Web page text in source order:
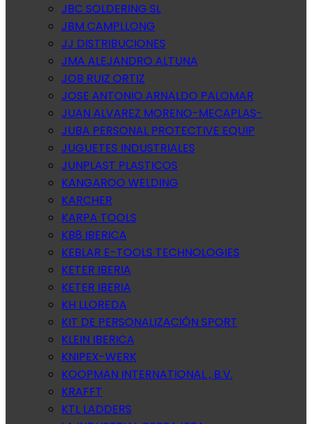
JBC SOLDERING SL
JBM CAMPLLONG
JJ DISTRIBUCIONES
JMA ALEJANDRO ALTUNA
JOB RUIZ ORTIZ
JOSE ANTONIO ARNALDO PALOMAR
JUAN ALVAREZ MORENO-MECAPLAS-
JUBA PERSONAL PROTECTIVE EQUIP
JUGUETES INDUSTRIALES
JUNPLAST PLASTICOS
KANGAROO WELDING
KARCHER
KARPA TOOLS
KB8 IBERICA
KEBLAR E-TOOLS TECHNOLOGIES
KETER IBERIA
KETER IBERIA
KH LLOREDA
KIT DE PERSONALIZACIÓN SPORT
KLEIN IBERICA
KNIPEX-WERK
KOOPMAN INTERNATIONAL , B.V.
KRAFFT
KTL LADDERS